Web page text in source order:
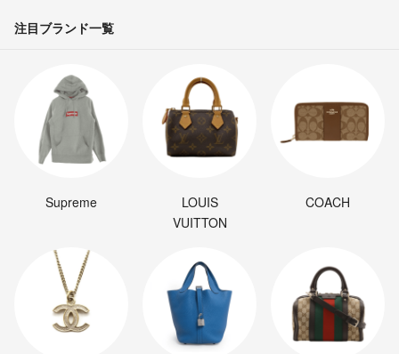
注目ブランド一覧
Supreme
LOUIS
VUITTON
COACH